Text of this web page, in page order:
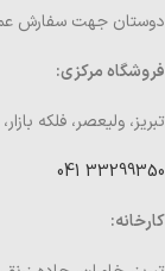
دوستان جهت سفارش
فروشگاه مرکزی:
تبریز، ولیعصر، فلکه
33299350 041
کارخانه: